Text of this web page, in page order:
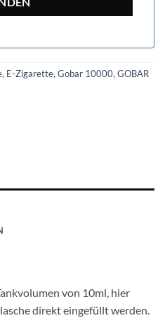
, E-Zigarette,Gobar 10000,GOBAR
von 10ml, hier
direkt eingefüllt werden.